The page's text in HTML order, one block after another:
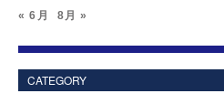
« 6月 8月 »
CATEGORY